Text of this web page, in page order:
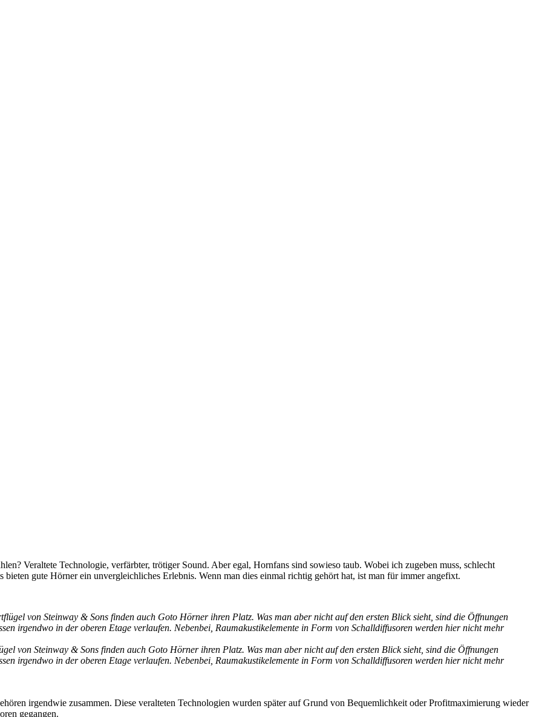
Veraltete Technologie, verfärbter, trötiger Sound. Aber egal, Hornfans sind sowieso taub. Wobei ich zugeben muss, schlecht
gute Hörner ein unvergleichliches Erlebnis. Wenn man dies einmal richtig gehört hat, ist man für immer angefixt.
von Steinway & Sons finden auch Goto Hörner ihren Platz. Was man aber nicht auf den ersten Blick sieht, sind die Öffnungen
irgendwo in der oberen Etage verlaufen. Nebenbei, Raumakustikelemente in Form von Schalldiffusoren werden hier nicht mehr
irgendwie zusammen. Diese veralteten Technologien wurden später auf Grund von Bequemlichkeit oder Profitmaximierung wieder
gegangen.